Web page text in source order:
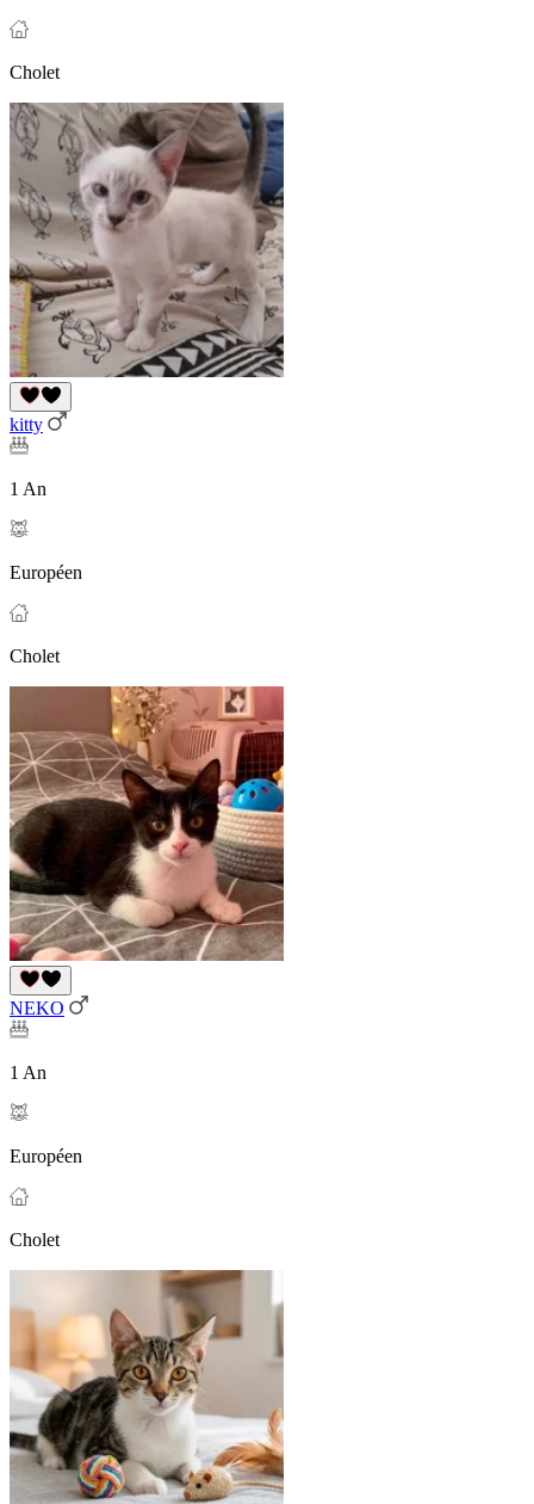
Cholet
kitty
1 An
Européen
Cholet
NEKO
1 An
Européen
Cholet